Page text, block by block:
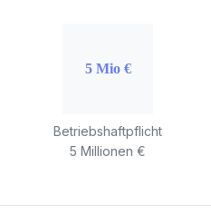
Betriebshaftpflicht
5 Millionen €